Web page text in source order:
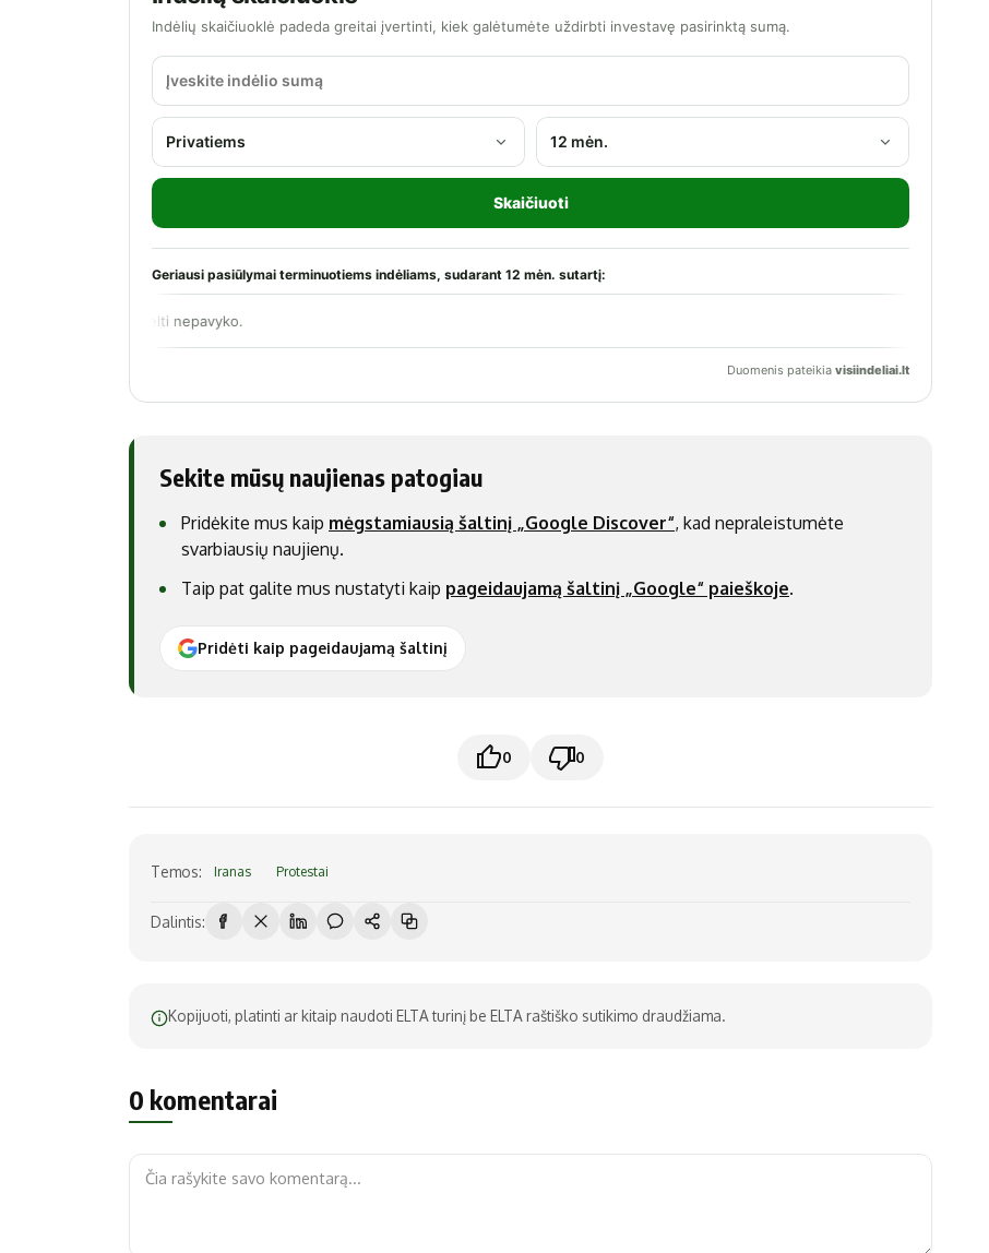
Sekite mūsų naujienas patogiau
Pridėkite mus kaip mėgstamiausią šaltinį „Google Discover“, kad nepraleistumėte
svarbiausių naujienų.
Taip pat galite mus nustatyti kaip pageidaujamą šaltinį „Google“ paieškoje.
Pridėti kaip pageidaujamą šaltinį
0 0
Temos: Iranas Protestai
Dalintis:
Kopijuoti, platinti ar kitaip naudoti ELTA turinį be ELTA raštiško sutikimo draudžiama.
0 komentarai